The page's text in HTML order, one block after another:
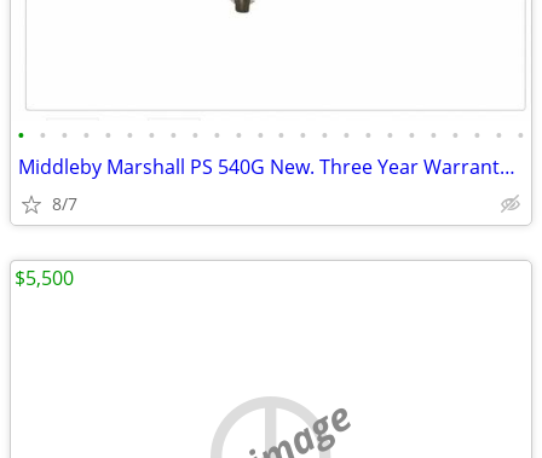
• • • • • • • • • • • • • • • • • • • • • • • •
Middleby Marshall PS 540G New. Three Year Warranty Warehouse Sale.
8/7
$5,500